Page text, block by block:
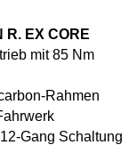
R. EX CORE
mit 85 Nm
Rahmen
Gang Schaltung